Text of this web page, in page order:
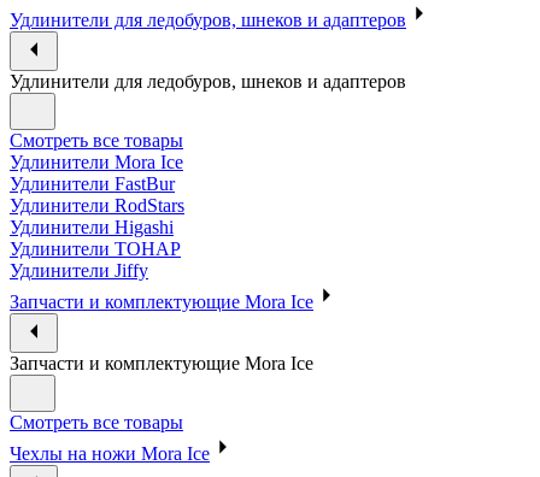
Удлинители для ледобуров, шнеков и адаптеров
Удлинители для ледобуров, шнеков и адаптеров
Смотреть все товары
Удлинители Mora Ice
Удлинители FastBur
Удлинители RodStars
Удлинители Higashi
Удлинители ТОНАР
Удлинители Jiffy
Запчасти и комплектующие Mora Ice
Запчасти и комплектующие Mora Ice
Смотреть все товары
Чехлы на ножи Mora Ice